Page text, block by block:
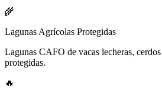
🌾
Lagunas Agrícolas Protegidas
Lagunas CAFO de vacas lecheras,
protegidas.
🔥